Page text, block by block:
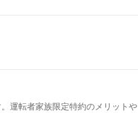
運転者家族限定特約のメリットや